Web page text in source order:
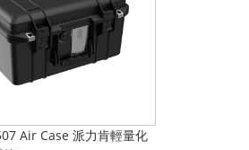
Air Case 派力肯輕量化